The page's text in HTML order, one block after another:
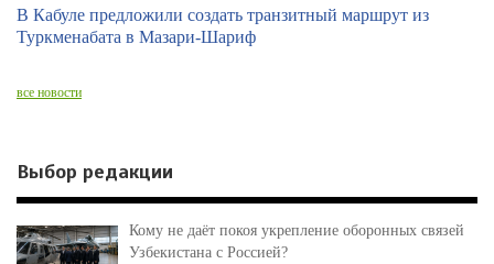
В Кабуле предложили создать транзитный маршрут из
Туркменабата в Мазари-Шариф
все новости
Выбор редакции
Кому не даёт покоя укрепление оборонных связей
Узбекистана с Россией?